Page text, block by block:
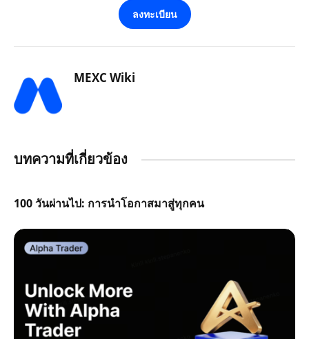
ลงทะเบียน
MEXC Wiki
บทความที่เกี่ยวข้อง
100 วันผ่านไป: การนำโอกาสมาสู่ทุกคน